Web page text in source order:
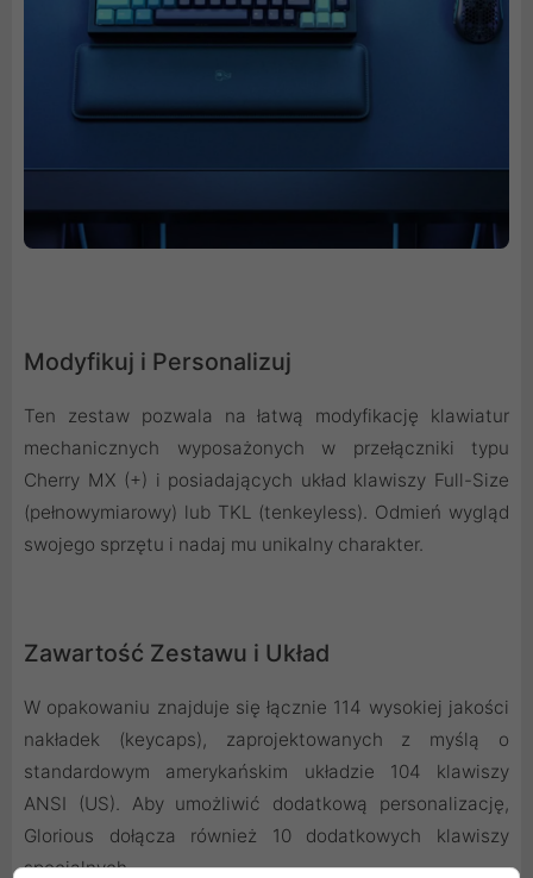
Modyfikuj i Personalizuj
Ten zestaw pozwala na łatwą modyfikację klawiatur
mechanicznych wyposażonych w przełączniki typu
Cherry MX (+) i posiadających układ klawiszy Full-Size
(pełnowymiarowy) lub TKL (tenkeyless). Odmień wygląd
swojego sprzętu i nadaj mu unikalny charakter.
Zawartość Zestawu i Układ
W opakowaniu znajduje się łącznie 114 wysokiej jakości
nakładek (keycaps), zaprojektowanych z myślą o
standardowym amerykańskim układzie 104 klawiszy
ANSI (US). Aby umożliwić dodatkową personalizację,
Glorious dołącza również 10 dodatkowych klawiszy
specjalnych.